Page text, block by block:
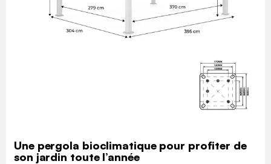
Une pergola bioclimatique pour profiter de
son jardin toute l’année